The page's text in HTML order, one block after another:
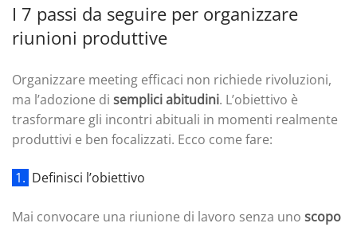
I 7 passi da seguire per organizzare
riunioni produttive
Organizzare meeting efficaci non richiede rivoluzioni,
ma l’adozione di semplici abitudini. L’obiettivo è
trasformare gli incontri abituali in momenti realmente
produttivi e ben focalizzati. Ecco come fare:
1. Definisci l’obiettivo
Mai convocare una riunione di lavoro senza uno scopo